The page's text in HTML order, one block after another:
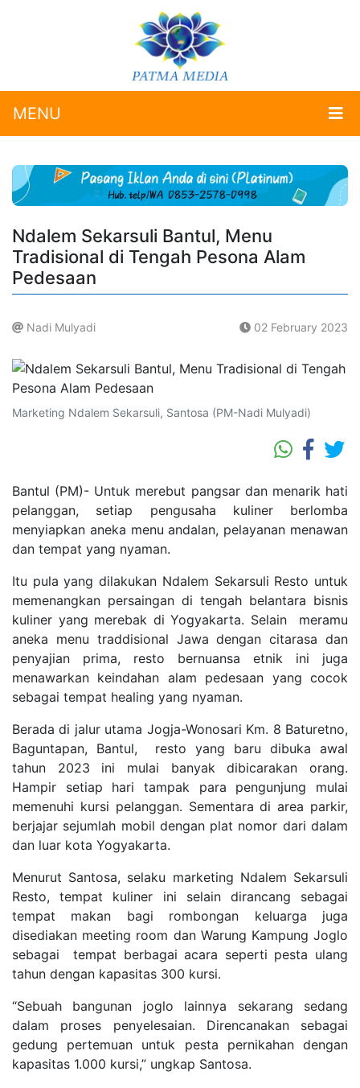
MENU
Ndalem Sekarsuli Bantul, Menu
Tradisional di Tengah Pesona Alam
Pedesaan
Nadi Mulyadi 02 February 2023
Marketing Ndalem Sekarsuli, Santosa (PM-Nadi Mulyadi)
Bantul (PM)- Untuk merebut pangsar dan menarik hati
pelanggan, setiap pengusaha kuliner berlomba
menyiapkan aneka menu andalan, pelayanan menawan
dan tempat yang nyaman.
Itu pula yang dilakukan Ndalem Sekarsuli Resto untuk
memenangkan persaingan di tengah belantara bisnis
kuliner yang merebak di Yogyakarta. Selain meramu
aneka menu traddisional Jawa dengan citarasa dan
penyajian prima, resto bernuansa etnik ini juga
menawarkan keindahan alam pedesaan yang cocok
sebagai tempat healing yang nyaman.
Berada di jalur utama Jogja-Wonosari Km. 8 Baturetno,
Baguntapan, Bantul, resto yang baru dibuka awal
tahun 2023 ini mulai banyak dibicarakan orang.
Hampir setiap hari tampak para pengunjung mulai
memenuhi kursi pelanggan. Sementara di area parkir,
berjajar sejumlah mobil dengan plat nomor dari dalam
dan luar kota Yogyakarta.
Menurut Santosa, selaku marketing Ndalem Sekarsuli
Resto, tempat kuliner ini selain dirancang sebagai
tempat makan bagi rombongan keluarga juga
disediakan meeting room dan Warung Kampung Joglo
sebagai tempat berbagai acara seperti pesta ulang
tahun dengan kapasitas 300 kursi.
“Sebuah bangunan joglo lainnya sekarang sedang
dalam proses penyelesaian. Direncanakan sebagai
gedung pertemuan untuk pesta pernikahan dengan
kapasitas 1.000 kursi,” ungkap Santosa.